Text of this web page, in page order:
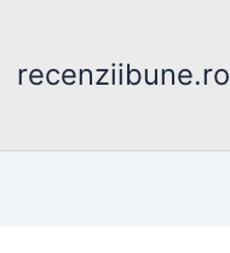
recenziibune.ro